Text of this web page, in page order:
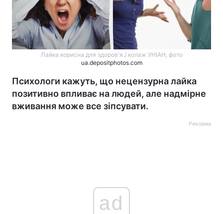
Лайка корисна для здоров'я / колаж УНІАН, фото
ua.depositphotos.com
Психологи кажуть, що нецензурна лайка
позитивно впливає на людей, але надмірне
вживання може все зіпсувати.
Реклама
ad